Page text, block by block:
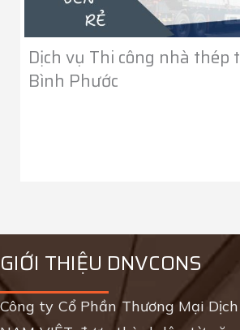
Dịch vụ Thi công nhà thép
Bình Phước
GIỚI THIỆU DNVCONS
Công ty Cổ Phần Thương Mại